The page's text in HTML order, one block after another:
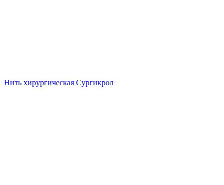
Нить хирургическая Сургикрол